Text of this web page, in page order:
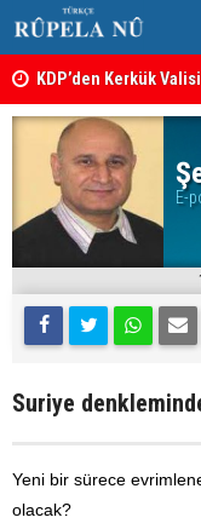
Kerkük’te Kürt
E-
Suriye
Yeni bir sürece
olacak?